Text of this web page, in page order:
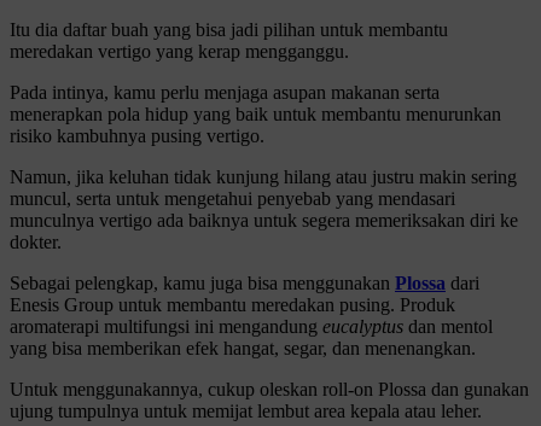
Itu dia daftar buah yang bisa jadi pilihan untuk membantu
meredakan vertigo yang kerap mengganggu.
Pada intinya, kamu perlu menjaga asupan makanan serta
menerapkan pola hidup yang baik untuk membantu menurunkan
risiko kambuhnya pusing vertigo.
Namun, jika keluhan tidak kunjung hilang atau justru makin sering
muncul, serta untuk mengetahui penyebab yang mendasari
munculnya vertigo ada baiknya untuk segera memeriksakan diri ke
dokter.
Sebagai pelengkap, kamu juga bisa menggunakan Plossa dari
Enesis Group untuk membantu meredakan pusing. Produk
aromaterapi multifungsi ini mengandung eucalyptus dan mentol
yang bisa memberikan efek hangat, segar, dan menenangkan.
Untuk menggunakannya, cukup oleskan roll-on Plossa dan gunakan
ujung tumpulnya untuk memijat lembut area kepala atau leher.